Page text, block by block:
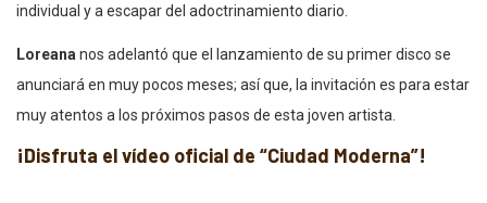
individual y a escapar del adoctrinamiento diario.
Loreana nos adelantó que el lanzamiento de su primer disco se
anunciará en muy pocos meses; así que, la invitación es para estar
muy atentos a los próximos pasos de esta joven artista.
¡Disfruta el vídeo oficial de “Ciudad Moderna”!